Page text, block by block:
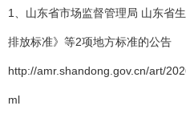
1、山东省市场监督管理局 山东省
排放标准》等2项地方标准的公告
http://amr.shandong.gov.cn/art/
ml